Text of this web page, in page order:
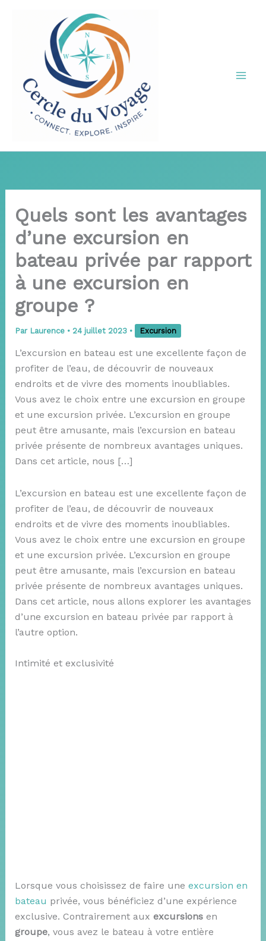
Quels sont les avantages
d’une excursion en
bateau privée par rapport
à une excursion en
groupe ?
Par Laurence • 24 juillet 2023 • Excursion
L’excursion en bateau est une excellente façon de
profiter de l’eau, de découvrir de nouveaux
endroits et de vivre des moments inoubliables.
Vous avez le choix entre une excursion en groupe
et une excursion privée. L’excursion en groupe
peut être amusante, mais l’excursion en bateau
privée présente de nombreux avantages uniques.
Dans cet article, nous […]
L’excursion en bateau est une excellente façon de
profiter de l’eau, de découvrir de nouveaux
endroits et de vivre des moments inoubliables.
Vous avez le choix entre une excursion en groupe
et une excursion privée. L’excursion en groupe
peut être amusante, mais l’excursion en bateau
privée présente de nombreux avantages uniques.
Dans cet article, nous allons explorer les avantages
d’une excursion en bateau privée par rapport à
l’autre option.
Intimité et exclusivité
Lorsque vous choisissez de faire une excursion en
bateau privée, vous bénéficiez d’une expérience
exclusive. Contrairement aux excursionsen
groupe, vous avez le bateau à votre entière